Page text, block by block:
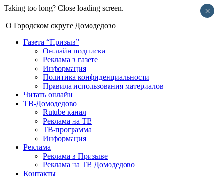
Taking too long? Close loading screen.
О Городском округе Домодедово
Газета “Призыв”
Он-лайн подписка
Реклама в газете
Информация
Политика конфиденциальности
Правила использования материалов
Читать онлайн
ТВ-Домодедово
Rutube канал
Реклама на ТВ
ТВ-программа
Информация
Реклама
Реклама в Призыве
Реклама на ТВ Домодедово
Контакты
×